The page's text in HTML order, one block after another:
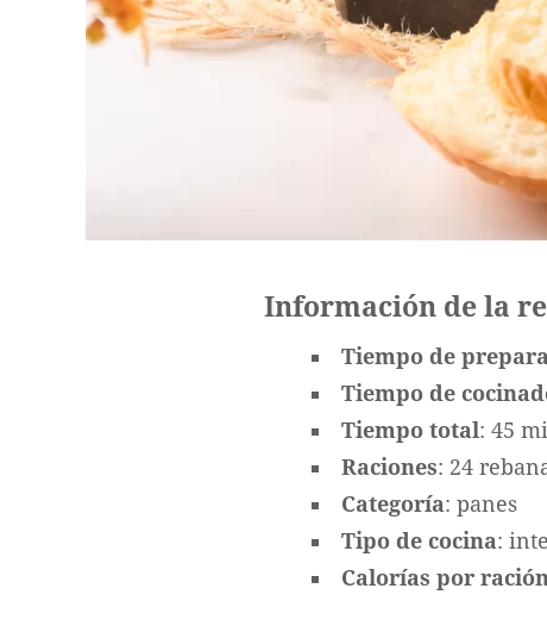
Información de la
Tiempo de
Tiempo de
Tiempo total: 45
Raciones: 24
Categoría: panes
Tipo de cocina:
Calorías por